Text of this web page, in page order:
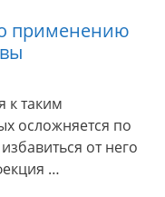
применению
к таким
осложняется по
от него
…